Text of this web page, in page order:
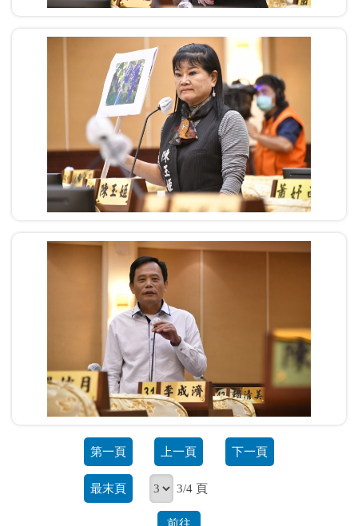
第一頁 上一頁 下一頁
最末頁 3/4 頁
前往